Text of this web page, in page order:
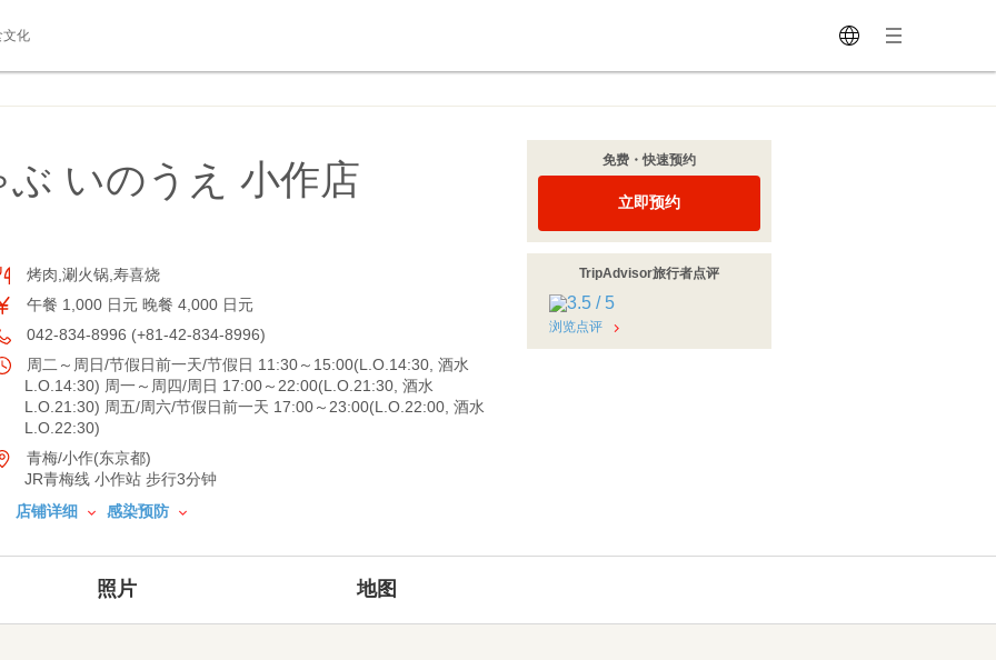
文化
いのうえ 小作店
烤肉,涮火锅,寿喜烧
午餐 1,000 日元 晚餐 4,000 日元
042-834-8996 (+81-42-834-8996)
周二～周日/节假日前一天/节假日 11:30～15:00(L.O.14:30, 酒水
L.O.14:30) 周一～周四/周日 17:00～22:00(L.O.21:30, 酒水
L.O.21:30) 周五/周六/节假日前一天 17:00～23:00(L.O.22:00, 酒水
L.O.22:30)
青梅/小作(东京都)
JR青梅线 小作站 步行3分钟
店铺详细
感染预防
免费・快速预约
立即预约
TripAdvisor旅行者点评
浏览点评
照片 地图